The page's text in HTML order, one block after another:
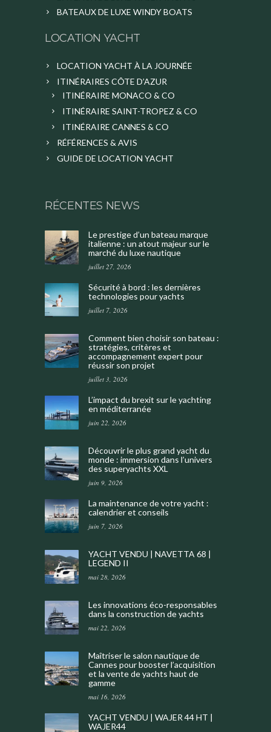
BATEAUX DE LUXE WINDY BOATS
LOCATION YACHT
LOCATION YACHT À LA JOURNÉE
ITINÉRAIRES CÔTE D’AZUR
ITINÉRAIRE MONACO & CO
ITINÉRAIRE SAINT-TROPEZ & CO
ITINÉRAIRE CANNES & CO
RÉFÉRENCES & AVIS
GUIDE DE LOCATION YACHT
RÉCENTES NEWS
Le prestige d’un bateau marque
italienne : un atout majeur sur le
marché du luxe nautique
juillet 27, 2026
Sécurité à bord : les dernières
technologies pour yachts
juillet 7, 2026
Comment bien choisir son bateau :
stratégies, critères et
accompagnement expert pour
réussir son projet
juillet 3, 2026
L’impact du brexit sur le yachting
en méditerranée
juin 22, 2026
Découvrir le plus grand yacht du
monde : immersion dans l’univers
des superyachts XXL
juin 9, 2026
La maintenance de votre yacht :
calendrier et conseils
juin 7, 2026
YACHT VENDU | NAVETTA 68 |
LEGEND II
mai 28, 2026
Les innovations éco-responsables
dans la construction de yachts
mai 22, 2026
Maîtriser le salon nautique de
Cannes pour booster l’acquisition
et la vente de yachts haut de
gamme
mai 16, 2026
YACHT VENDU | WAJER 44 HT |
WAJER44